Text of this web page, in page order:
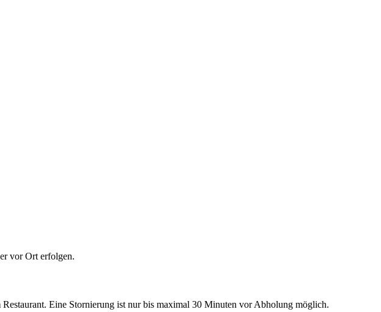
vor Ort erfolgen.
Eine Stornierung ist nur bis maximal 30 Minuten vor Abholung möglich.